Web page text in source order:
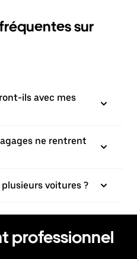
sur
ils avec mes
ne rentrent
voitures ?
professionnel